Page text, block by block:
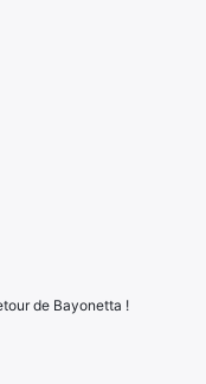
de Bayonetta !